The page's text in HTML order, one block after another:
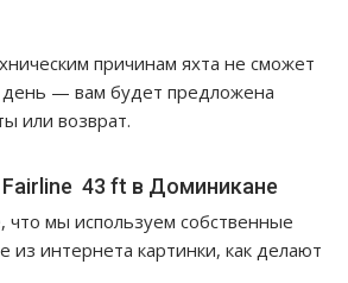
причинам яхта не сможет
— вам будет предложена
или возврат.
43 ft в Доминикане
мы используем собственные
из интернета картинки, как делают